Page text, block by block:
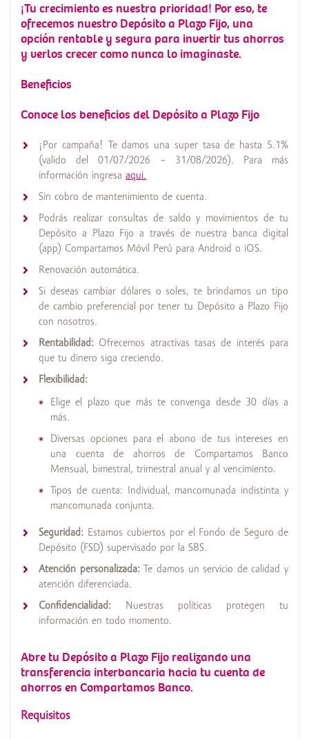
¡Tu crecimiento es nuestra prioridad! Por eso, te
ofrecemos nuestro Depósito a Plazo Fijo, una
opción rentable y segura para invertir tus ahorros
y verlos crecer como nunca lo imaginaste.
Beneficios
Conoce los beneficios del Depósito a Plazo Fijo
¡Por campaña! Te damos una super tasa de hasta 5.1%
(valido del 01/07/2026 – 31/08/2026). Para más
información ingresa aqui.
Sin cobro de mantenimiento de cuenta.
Podrás realizar consultas de saldo y movimientos de tu
Depósito a Plazo Fijo a través de nuestra banca digital
(app) Compartamos Móvil Perú para Android o iOS.
Renovación automática.
Si deseas cambiar dólares o soles, te brindamos un tipo
de cambio preferencial por tener tu Depósito a Plazo Fijo
con nosotros.
Rentabilidad: Ofrecemos atractivas tasas de interés para
que tu dinero siga creciendo.
Flexibilidad:
Elige el plazo que más te convenga desde 30 días a
más.
Diversas opciones para el abono de tus intereses en
una cuenta de ahorros de Compartamos Banco
Mensual, bimestral, trimestral anual y al vencimiento.
Tipos de cuenta: Individual, mancomunada indistinta y
mancomunada conjunta.
Seguridad: Estamos cubiertos por el Fondo de Seguro de
Depósito (FSD) supervisado por la SBS.
Atención personalizada: Te damos un servicio de calidad y
atención diferenciada.
Confidencialidad: Nuestras políticas protegen tu
información en todo momento.
Abre tu Depósito a Plazo Fijo realizando una
transferencia interbancaria hacia tu cuenta de
ahorros en Compartamos Banco.
Requisitos